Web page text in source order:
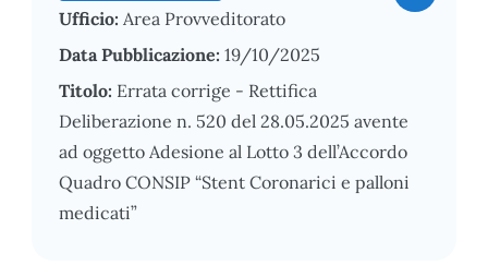
Ufficio: Area Provveditorato
Data Pubblicazione: 19/10/2025
Titolo: Errata corrige - Rettifica
Deliberazione n. 520 del 28.05.2025 avente
ad oggetto Adesione al Lotto 3 dell’Accordo
Quadro CONSIP “Stent Coronarici e palloni
medicati”